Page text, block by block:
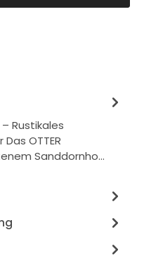
Rustikales
OTTER
Sanddornho…